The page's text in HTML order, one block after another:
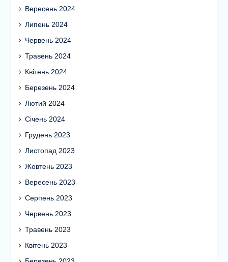
Жовтень 2024
Вересень 2024
Липень 2024
Червень 2024
Травень 2024
Квітень 2024
Березень 2024
Лютий 2024
Січень 2024
Грудень 2023
Листопад 2023
Жовтень 2023
Вересень 2023
Серпень 2023
Червень 2023
Травень 2023
Квітень 2023